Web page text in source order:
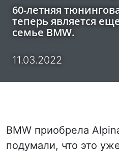
60-летняя
теперь является
семье BMW.
11.03.2022
BMW приобрела
подумали, что это